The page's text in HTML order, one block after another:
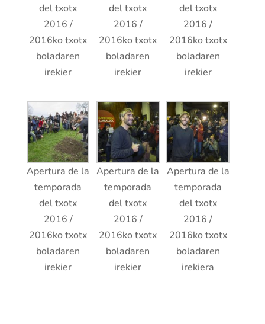
del txotx
2016 /
2016ko txotx
boladaren
irekier
del txotx
2016 /
2016ko txotx
boladaren
irekier
del txotx
2016 /
2016ko txotx
boladaren
irekier
Apertura de la
temporada
del txotx
2016 /
2016ko txotx
boladaren
irekier
Apertura de la
temporada
del txotx
2016 /
2016ko txotx
boladaren
irekier
Apertura de la
temporada
del txotx
2016 /
2016ko txotx
boladaren
irekiera